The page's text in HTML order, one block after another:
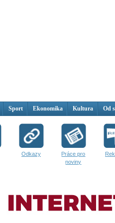
Sport Ekonomika Kultura Od
Odkazy
Práce pro
noviny